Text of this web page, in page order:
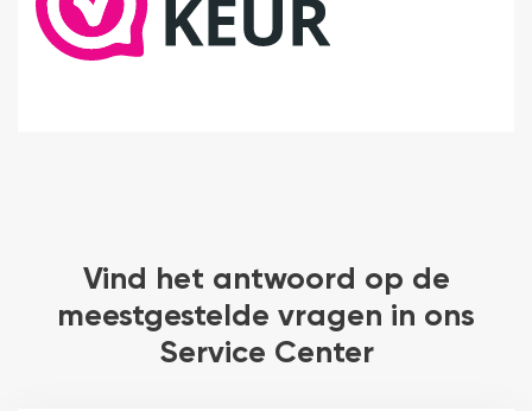
Vind het antwoord op de
meestgestelde vragen in ons
Service Center